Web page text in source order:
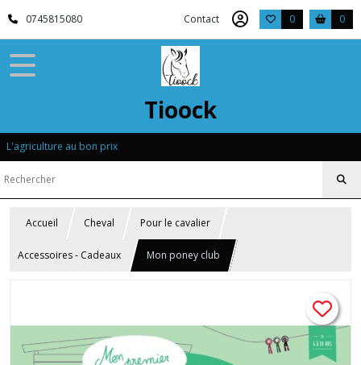
0745815080 Contact 0 0
Tioock
L'agriculture au bon prix
Accueil Cheval Pour le cavalier
Accessoires - Cadeaux Mon poney club